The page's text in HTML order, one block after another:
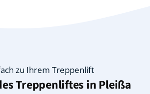
zu Ihrem Treppenlift
Treppenliftes inPleißa